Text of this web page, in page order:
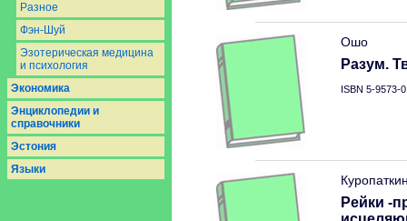
Разное
Фэн-Шуй
Эзотерическая медицина
и психология
Экономика
Энциклопедии и
справочники
Эстония
Языки
Ошо
Разум.
ISBN 5-9573-
Рейки -